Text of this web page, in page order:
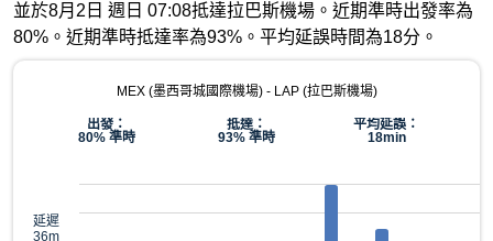
並於8月2日 週日 07:08抵達拉巴斯機場。近期準時出發率為
80%。近期準時抵達率為93%。平均延誤時間為18分。
MEX (墨西哥城國際機場) - LAP (拉巴斯機場)
出發：
80% 準時
抵達：
93% 準時
平均延誤：
18min
延遲
36m